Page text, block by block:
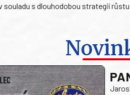
s dlouhodobou strategií